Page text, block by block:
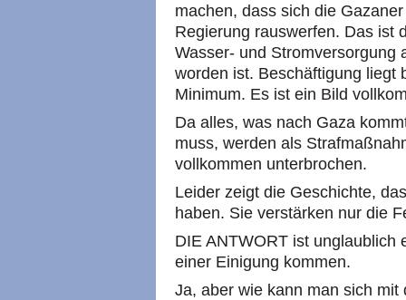
machen, dass sich die
Regierung rauswerfen. Das ist
Wasser- und Stromversorgung
worden ist. Beschäftigung liegt
Minimum. Es ist ein Bild
Da alles, was nach Gaza
muss, werden als
vollkommen unterbrochen.
Leider zeigt die Geschichte,
haben. Sie verstärken nur die
DIE ANTWORT ist unglaublich
einer Einigung kommen.
Ja, aber wie kann man sich